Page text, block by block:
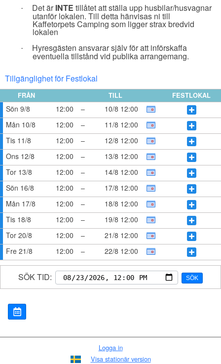
· Det är INTE tillåtet att ställa upp husbilar/husvagnar
utanför lokalen. Till detta hänvisas ni till
Kaffetorpets Camping som ligger strax bredvid
lokalen
· Hyresgästen ansvarar själv för att införskaffa
eventuella tillstånd vid publika arrangemang.
Tillgänglighet för Festlokal
FRÅN TILL FESTLOKAL
Sön 9/8 12:00 –
10/8 12:00
Mån 10/8
12:00 –
11/8 12:00
Tis 11/8
12:00 –
12/8 12:00
Ons 12/8
12:00 –
13/8 12:00
Tor 13/8
12:00 –
14/8 12:00
Sön 16/8
12:00 –
17/8 12:00
Mån 17/8
12:00 –
18/8 12:00
Tis 18/8
12:00 –
19/8 12:00
Tor 20/8
12:00 –
21/8 12:00
Fre 21/8
12:00 – 22/8 12:00
SÖK TID: SÖK
Logga in
Visa stationär version